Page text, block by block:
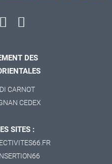
DES
CARNOT
CEDEX
SITES :